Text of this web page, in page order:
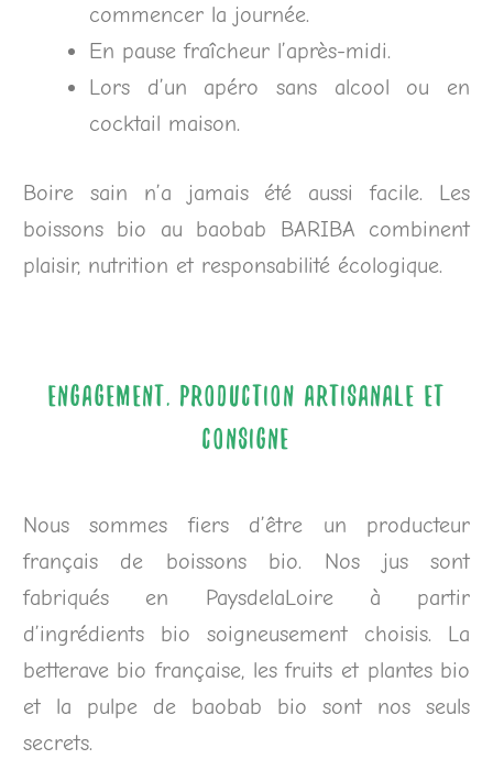
commencer la journée.
En pause fraîcheur l’après-midi.
Lors d’un apéro sans alcool ou en
cocktail maison.
Boire sain n’a jamais été aussi facile. Les
boissons bio au baobab BARIBA combinent
plaisir, nutrition et responsabilité écologique.
Engagement, production artisanale et
consigne
Nous sommes fiers d’être un producteur
français de boissons bio. Nos jus sont
fabriqués en PaysdelaLoire à partir
d’ingrédients bio soigneusement choisis. La
betterave bio française, les fruits et plantes bio
et la pulpe de baobab bio sont nos seuls
secrets.